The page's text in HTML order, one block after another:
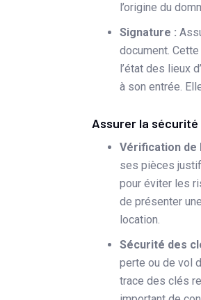
l’origine du
Signature :
document.
l’état des lieux
à son entrée.
Assurer la
Vérification de
ses pièces
pour éviter les
de présenter
location.
Sécurité des
perte ou de vol
trace des clés